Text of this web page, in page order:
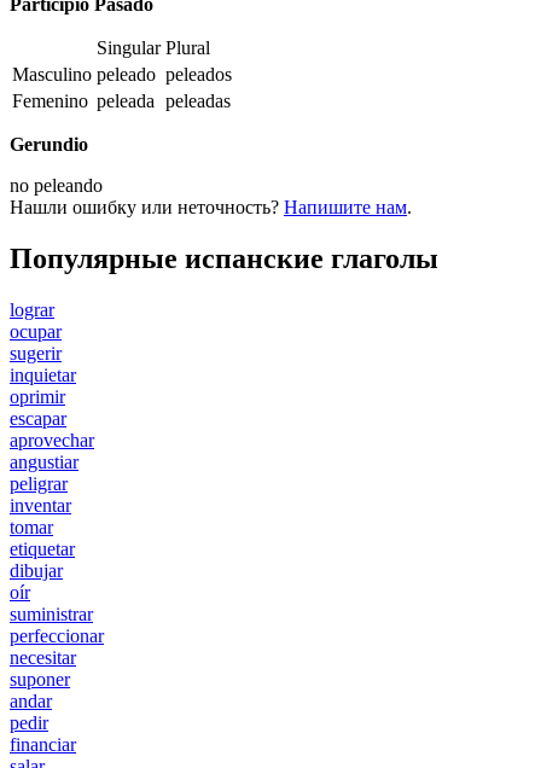
Participio Pasado
Singular Plural
Masculino peleado peleados
Femenino peleada peleadas
Gerundio
no peleando
Нашли ошибку или неточность? Напишите нам.
Популярные испанские глаголы
lograr
ocupar
sugerir
inquietar
oprimir
escapar
aprovechar
angustiar
peligrar
inventar
tomar
etiquetar
dibujar
oír
suministrar
perfeccionar
necesitar
suponer
andar
pedir
financiar